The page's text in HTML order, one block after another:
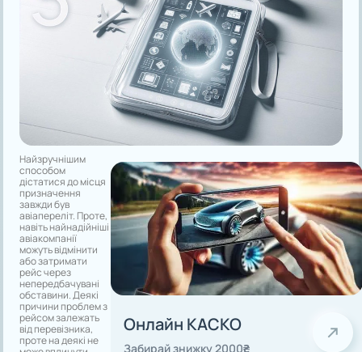
Найзручнішим
способом
дістатися до місця
призначення
завжди був
авіапереліт. Проте,
навіть найнадійніші
авіакомпанії
можуть відмінити
або затримати
рейс через
непередбачувані
обставини. Деякі
причини проблем з
рейсом залежать
від перевізника,
проте на деякі не
Онлайн КАСКО
Забирай знижку 2000₴